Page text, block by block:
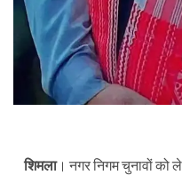
शिमला। नगर निगम चुनावों को